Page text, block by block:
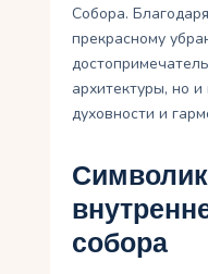
Собора.
прекрасному
архитектуры, но
духовности и
собора